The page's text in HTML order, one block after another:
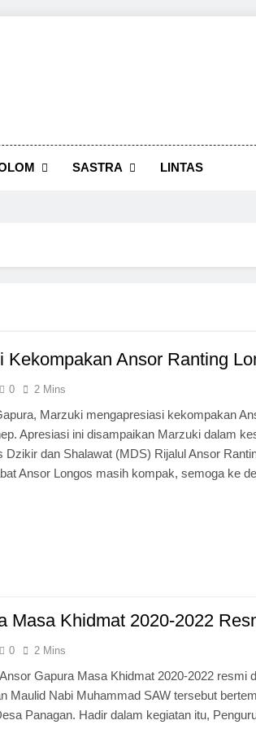
SASTRA LINTAS
Ansor Ranting
0 2 Mins
Marzuki mengapresiasi kekompakan
Apresiasi ini disampaikan Marzuki dalam
dan Shalawat (MDS) Rijalul Ansor
Ansor Longos masih kompak, semoga ke
Masa Khidmat 2020-2022
0 2 Mins
Gapura Masa Khidmat 2020-2022 resmi
Maulid Nabi Muhammad SAW tersebut
Panagan. Hadir dalam kegiatan itu,